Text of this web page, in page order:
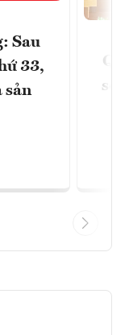
Sau
33,
sản